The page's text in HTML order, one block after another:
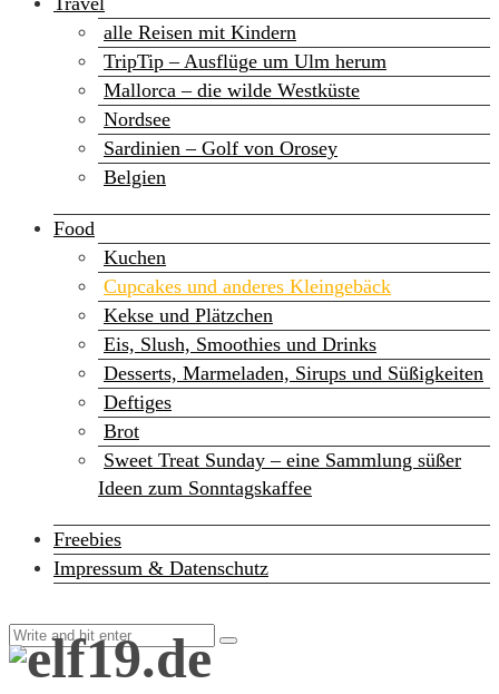
alle Reisen mit Kindern
TripTip – Ausflüge um Ulm herum
Mallorca – die wilde Westküste
Nordsee
Sardinien – Golf von Orosey
Belgien
Food
Kuchen
Cupcakes und anderes Kleingebäck
Kekse und Plätzchen
Eis, Slush, Smoothies und Drinks
Desserts, Marmeladen, Sirups und Süßigkeiten
Deftiges
Brot
Sweet Treat Sunday – eine Sammlung süßer
Ideen zum Sonntagskaffee
Freebies
Impressum & Datenschutz